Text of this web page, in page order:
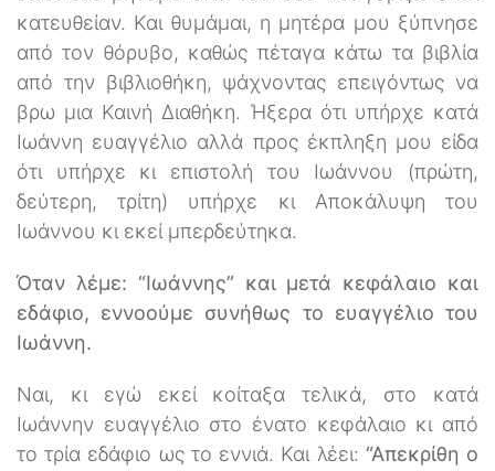
κατευθείαν. Και θυμάμαι, η μητέρα μου ξύπνησε
από τον θόρυβο, καθώς πέταγα κάτω τα βιβλία
από την βιβλιοθήκη, ψάχνοντας επειγόντως να
βρω μια Καινή Διαθήκη. Ήξερα ότι υπήρχε κατά
Ιωάννη ευαγγέλιο αλλά προς έκπληξη μου είδα
ότι υπήρχε κι επιστολή του Ιωάννου (πρώτη,
δεύτερη, τρίτη) υπήρχε κι Αποκάλυψη του
Ιωάννου κι εκεί μπερδεύτηκα.
Όταν λέμε: “Ιωάννης” και μετά κεφάλαιο και
εδάφιο, εννοούμε συνήθως το ευαγγέλιο του
Ιωάννη.
Ναι, κι εγώ εκεί κοίταξα τελικά, στο κατά
Ιωάννην ευαγγέλιο στο ένατο κεφάλαιο κι από
το τρία εδάφιο ως το εννιά. Και λέει: “Απεκρίθη ο